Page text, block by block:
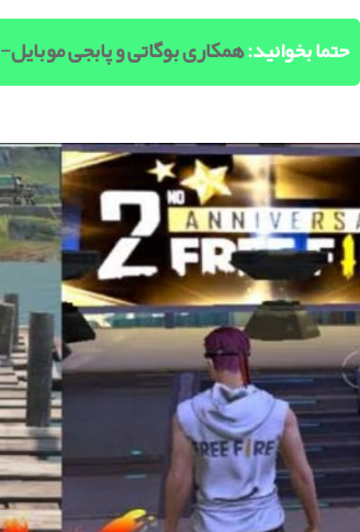
حتما بخوانید:همکاری بوگاتی و پابجی موبایل- 4 تجربه‌ای لوکس در دنیای بتل رویال